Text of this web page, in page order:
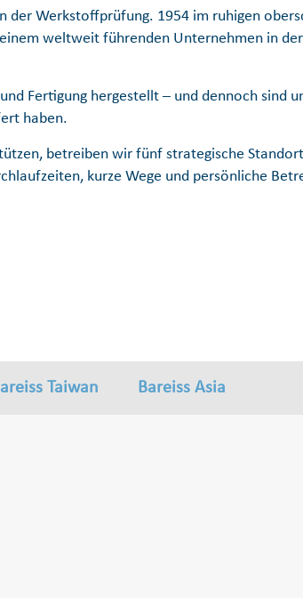
der Werkstoffprüfung. 1954 im ruhigen
weltweit führenden Unternehmen in
Fertigung hergestellt – und dennoch sind
haben.
betreiben wir fünf strategische
kurze Wege und persönliche
Taiwan Bareiss Asia